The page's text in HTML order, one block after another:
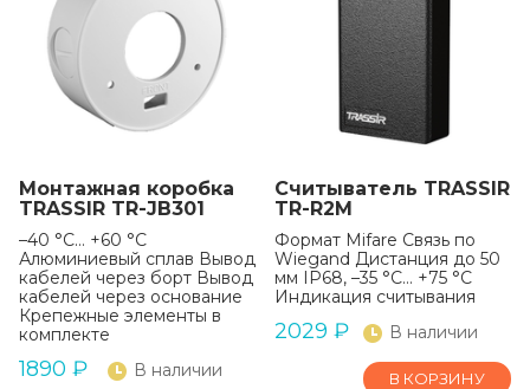
Монтажная коробка
TRASSIR TR-JB301
–40 °C… +60 °C
Алюминиевый сплав Вывод
кабелей через борт Вывод
кабелей через основание
Крепежные элементы в
комплекте
1890 ₽ В наличии
Считыватель TRASSIR
TR-R2M
Формат Mifare Связь по
Wiegand Дистанция до 50
мм IP68, –35 °C… +75 °C
Индикация считывания
2029 ₽ В наличии
В КОРЗИНУ